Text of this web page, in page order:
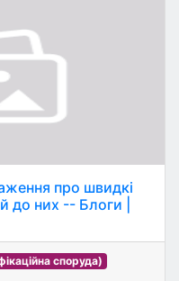
про швидкі
до них -- Блоги |
споруда)